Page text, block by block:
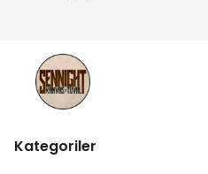
Kategoriler